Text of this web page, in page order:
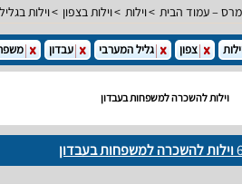
– עמוד הבית וילות וילות בצפון וילות
צפון גליל המערבי עבדון
וילות להשכרה למשפחות בעבדון
וילות להשכרה למשפחות בעבדון